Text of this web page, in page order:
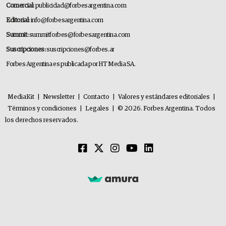
Comercial:publicidad@forbesargentina.com
Editorial:info@forbesargentina.com
Summit:summitforbes@forbesargentina.com
Suscripciones:suscripciones@forbes.ar
Forbes Argentina es publicada por HT Media SA.
MediaKit Newsletter Contacto Valores y estándares editoriales
Términos y condiciones
Legales
© 2026. Forbes Argentina. Todos
los derechos reservados.